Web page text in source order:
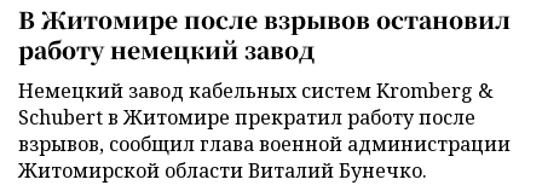
В Житомире после взрывов остановил
работу немецкий завод
Немецкий завод кабельных систем Kromberg &
Schubert в Житомире прекратил работу после
взрывов, сообщил глава военной администрации
Житомирской области Виталий Бунечко.